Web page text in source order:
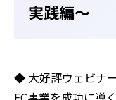
実践編～
◆ 大好評ウェビナ